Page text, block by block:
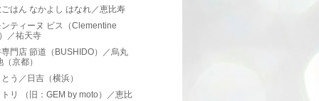
はん なかよし はなれ／恵比寿
ティーヌ ビス（Clementine
／祐天寺
門店 節道（BUSHIDO）／烏丸
（京都）
う／日吉（横浜）
リ （旧：GEM by moto）／恵比